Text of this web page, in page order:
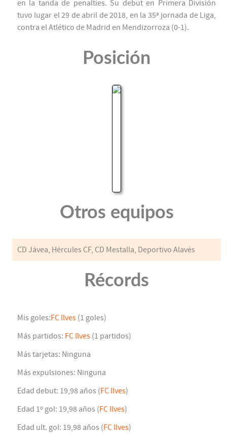
en la tanda de penalties. Su debut en Primera División
tuvo lugar el 29 de abril de 2018, en la 35ª jornada de Liga,
contra el Atlético de Madrid en Mendizorroza (0-1).
Posición
Otros equipos
CD Jávea, Hércules CF, CD Mestalla, Deportivo Alavés
Récords
Mís goles:FC Ilves (1 goles)
Más partidos: FC Ilves (1 partidos)
Más tarjetas: Ninguna
Más expulsiones: Ninguna
Edad debut: 19,98 años (FC Ilves)
Edad 1º gol: 19,98 años (FC Ilves)
Edad ult. gol: 19,98 años (FC Ilves)